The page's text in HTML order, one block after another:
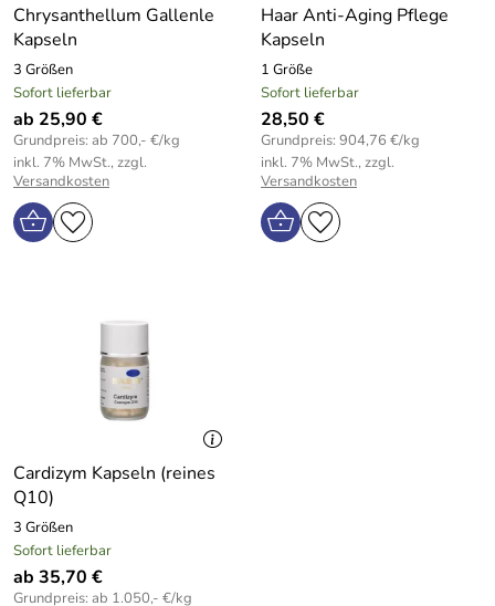
Chrysanthellum Gallenle
Kapseln
3 Größen
Sofort lieferbar
ab 25,90 €
Grundpreis: ab 700,- €/kg
inkl. 7% MwSt., zzgl.
Versandkosten
Haar Anti-Aging Pflege
Kapseln
1 Größe
Sofort lieferbar
28,50 €
Grundpreis: 904,76 €/kg
inkl. 7% MwSt., zzgl.
Versandkosten
Cardizym Kapseln (reines
Q10)
3 Größen
Sofort lieferbar
ab 35,70 €
Grundpreis: ab 1.050,- €/kg